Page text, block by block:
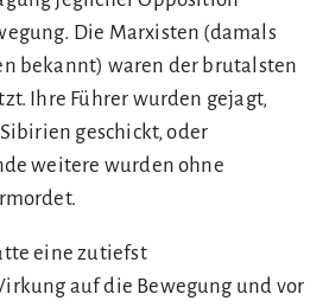
Die Marxisten (damals
bekannt) waren der brutalsten
Ihre Führer wurden gejagt,
geschickt, oder
weitere wurden ohne
eine zutiefst
auf die Bewegung und vor